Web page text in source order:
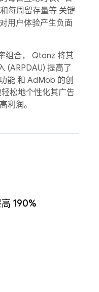
每周留存量等 关键
用户体验产生负面
组合， Qtonz 将其
(ARPDAU) 提高了
能 和 AdMob 的创
松地个性化其广告
利润。
190%